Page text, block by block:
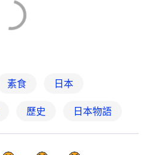
素食 日本
歷史 日本物語